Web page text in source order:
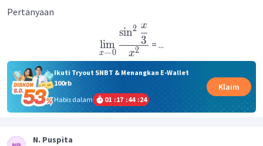
Pertanyaan
x→0
lim
x2
sin2
3
x
= ...
Ikuti Tryout SNBT & Menangkan E-Wallet
100rb
Habis dalam
01 :17 :44 :24
Klaim
N. Puspita